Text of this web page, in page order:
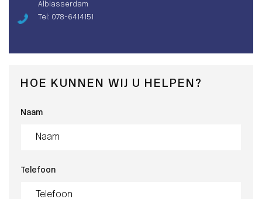
Alblasserdam
Tel: 078-6414151
HOE KUNNEN WIJ U HELPEN?
Naam
Telefoon